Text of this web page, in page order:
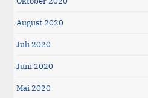
August 2020
Juli 2020
Juni 2020
Mai 2020